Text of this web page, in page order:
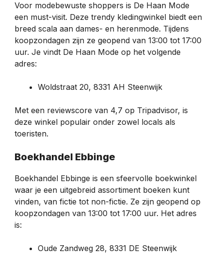
Voor modebewuste shoppers is De Haan Mode
een must-visit. Deze trendy kledingwinkel biedt een
breed scala aan dames- en herenmode. Tijdens
koopzondagen zijn ze geopend van 13:00 tot 17:00
uur. Je vindt De Haan Mode op het volgende
adres:
Woldstraat 20, 8331 AH Steenwijk
Met een reviewscore van 4,7 op Tripadvisor, is
deze winkel populair onder zowel locals als
toeristen.
Boekhandel Ebbinge
Boekhandel Ebbinge is een sfeervolle boekwinkel
waar je een uitgebreid assortiment boeken kunt
vinden, van fictie tot non-fictie. Ze zijn geopend op
koopzondagen van 13:00 tot 17:00 uur. Het adres
is:
Oude Zandweg 28, 8331 DE Steenwijk